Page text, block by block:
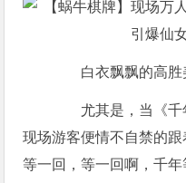
白衣飘飘的高胜
尤其是，当《千
现场游客便情不自禁的
等一回，等一回啊，千